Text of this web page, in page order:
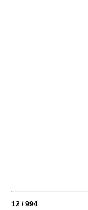
12 / 994